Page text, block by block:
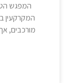
המפגש
המקרקעין
מורכבים,